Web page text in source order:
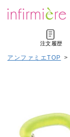
注文履歴
アンファミエTOP >